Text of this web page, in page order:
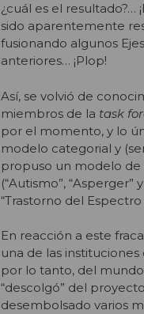
¿cuál es el resultado?…
sido aparentemente
fusionando algunos
anteriores… ¡Plop!
Así, se volvió de
miembros de la task
por el momento, y lo
modelo categorial y
propuso un modelo de
(“Autismo”,
“Trastorno del Espectro
En reacción a este
una de las
por lo tanto, del
“descolgó” del
desembolsado varios